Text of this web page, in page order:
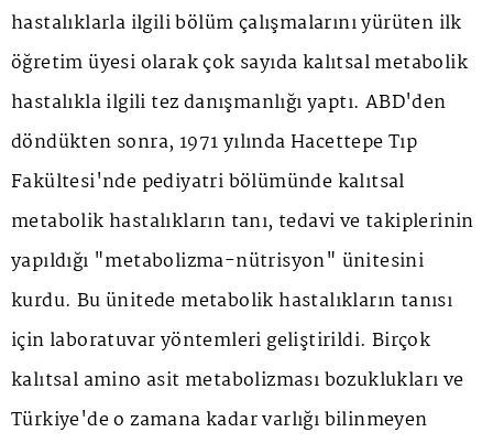
hastalıklarla ilgili bölüm çalışmalarını yürüten ilk
öğretim üyesi olarak çok sayıda kalıtsal metabolik
hastalıkla ilgili tez danışmanlığı yaptı. ABD'den
döndükten sonra, 1971 yılında Hacettepe Tıp
Fakültesi'nde pediyatri bölümünde kalıtsal
metabolik hastalıkların tanı, tedavi ve takiplerinin
yapıldığı "metabolizma-nütrisyon" ünitesini
kurdu. Bu ünitede metabolik hastalıkların tanısı
için laboratuvar yöntemleri geliştirildi. Birçok
kalıtsal amino asit metabolizması bozuklukları ve
Türkiye'de o zamana kadar varlığı bilinmeyen